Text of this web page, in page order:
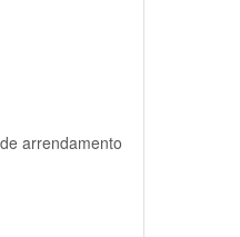
arrendamento